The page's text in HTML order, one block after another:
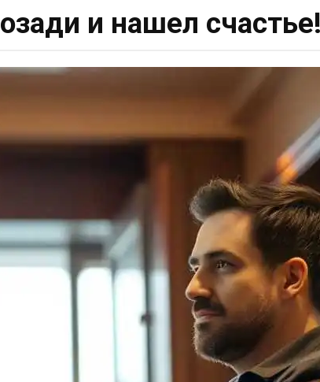
и нашел